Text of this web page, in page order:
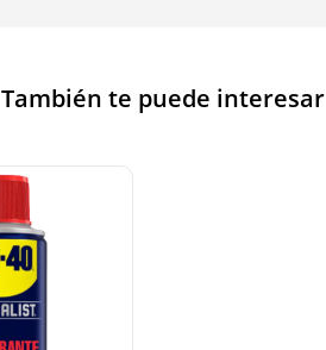
También te puede interesar